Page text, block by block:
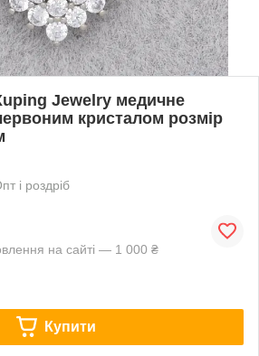
Jewelry медичне
кристалом розмір
і роздріб
на сайті — 1 000 ₴
Купити